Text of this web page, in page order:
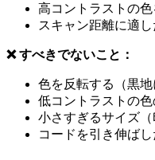
高コントラストの色
スキャン距離に適
❌ すべきでないこと：
色を反転する（黒地
低コントラストの
小さすぎるサイズ（
コードを引き伸ば